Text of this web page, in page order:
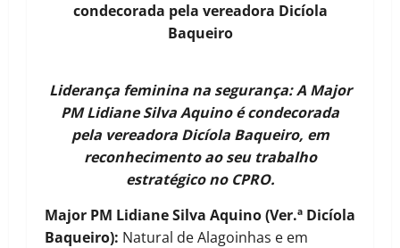
condecorada pela vereadora Dicíola
Baqueiro
Liderança feminina na segurança: A Major
PM Lidiane Silva Aquino é condecorada
pela vereadora Dicíola Baqueiro, em
reconhecimento ao seu trabalho
estratégico no CPRO.
Major PM Lidiane Silva Aquino (Ver.ª Dicíola
Baqueiro): Natural de Alagoinhas e em